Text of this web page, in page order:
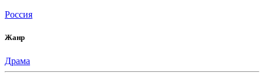
Россия
Жанр
Драма